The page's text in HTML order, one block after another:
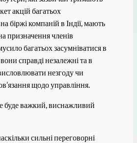
акцій багатьох
біржі компаній в Індії, мають
призначення членів
багатьох засумніватися в
справді незалежні та в
незгоду чи
щодо управління.
буде важкий, виснажливий
сильні переговорні